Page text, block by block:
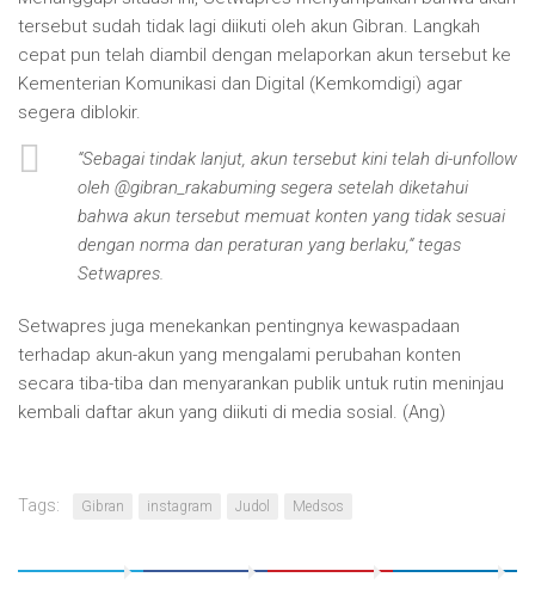
tersebut sudah tidak lagi diikuti oleh akun Gibran. Langkah
cepat pun telah diambil dengan melaporkan akun tersebut ke
Kementerian Komunikasi dan Digital (Kemkomdigi) agar
segera diblokir.
“Sebagai tindak lanjut, akun tersebut kini telah di-unfollow
oleh @gibran_rakabuming segera setelah diketahui
bahwa akun tersebut memuat konten yang tidak sesuai
dengan norma dan peraturan yang berlaku,“tegas
Setwapres.
Setwapres juga menekankan pentingnya kewaspadaan
terhadap akun-akun yang mengalami perubahan konten
secara tiba-tiba dan menyarankan publik untuk rutin meninjau
kembali daftar akun yang diikuti di media sosial. (Ang)
Tags: Gibran instagram Judol Medsos